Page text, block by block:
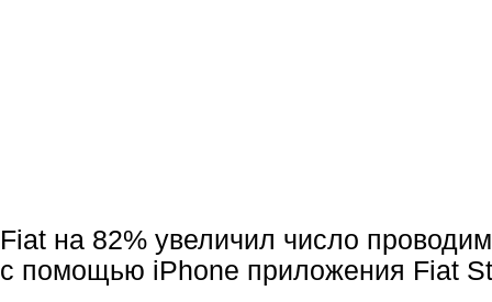
Fiat на 82% увеличил число
с помощью iPhone приложения Fiat